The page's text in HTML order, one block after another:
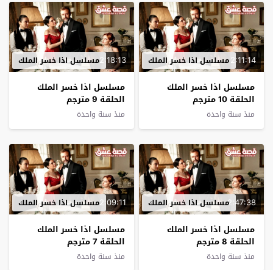
2:11:14مسلسل اذا خسر الملك
مسلسل اذا خسر الملك
الحلقة 10 مترجم
منذ سنة واحدة
2:18:13مسلسل اذا خسر الملك
مسلسل اذا خسر الملك
الحلقة 9 مترجم
منذ سنة واحدة
2:47:38مسلسل اذا خسر الملك
مسلسل اذا خسر الملك
الحلقة 8 مترجم
منذ سنة واحدة
2:09:11مسلسل اذا خسر الملك
مسلسل اذا خسر الملك
الحلقة 7 مترجم
منذ سنة واحدة